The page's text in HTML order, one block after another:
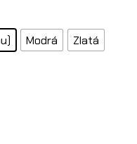
Modrá Zlatá